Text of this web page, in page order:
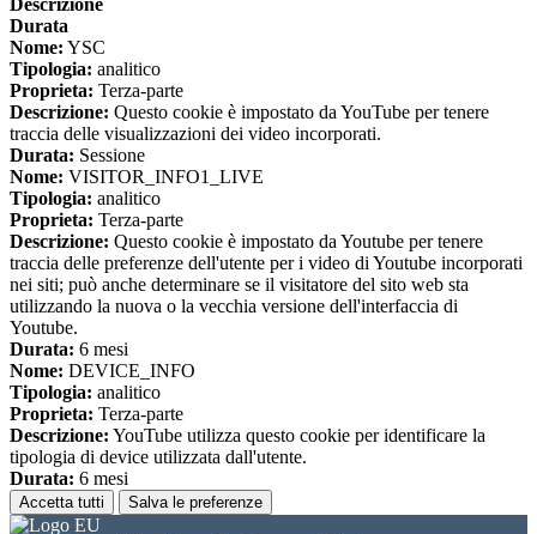
Descrizione
Durata
Nome: YSC
Tipologia: analitico
Proprieta: Terza-parte
Descrizione: Questo cookie è impostato da YouTube per tenere
traccia delle visualizzazioni dei video incorporati.
Durata: Sessione
Nome: VISITOR_INFO1_LIVE
Tipologia: analitico
Proprieta: Terza-parte
Descrizione: Questo cookie è impostato da Youtube per tenere
traccia delle preferenze dell'utente per i video di Youtube incorporati
nei siti; può anche determinare se il visitatore del sito web sta
utilizzando la nuova o la vecchia versione dell'interfaccia di
Youtube.
Durata: 6 mesi
Nome: DEVICE_INFO
Tipologia: analitico
Proprieta: Terza-parte
Descrizione: YouTube utilizza questo cookie per identificare la
tipologia di device utilizzata dall'utente.
Durata: 6 mesi
Accetta tutti Salva le preferenze